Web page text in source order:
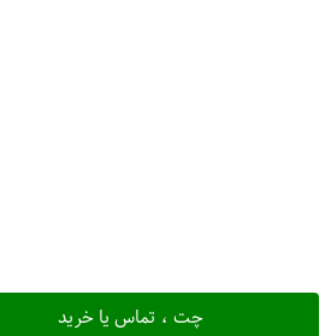
چت ، تماس یا خرید